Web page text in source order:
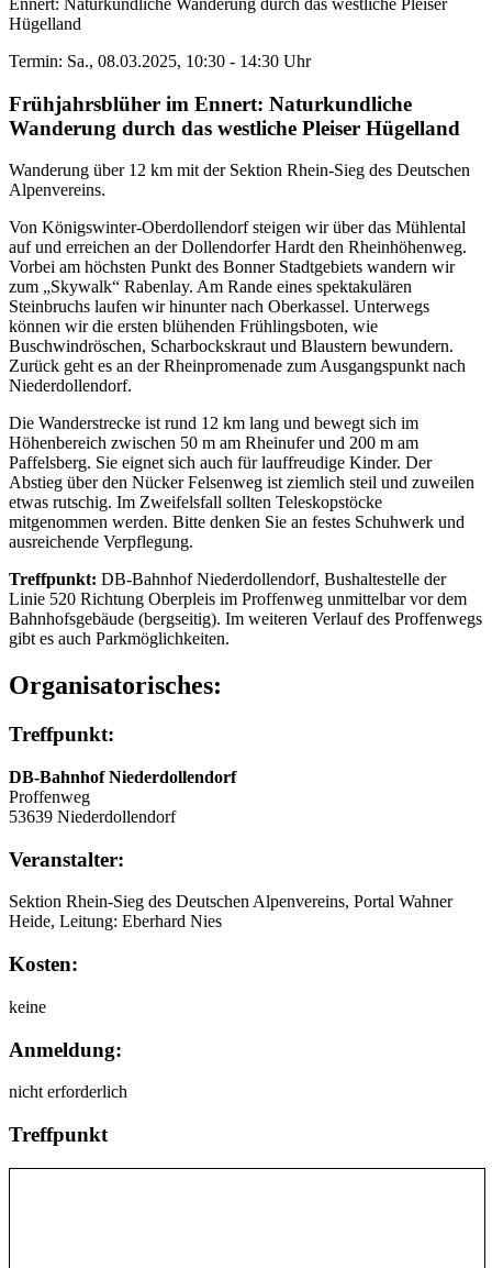
Ennert: Naturkundliche Wanderung durch das westliche Pleiser
Hügelland
Termin: Sa., 08.03.2025, 10:30 - 14:30 Uhr
Frühjahrsblüher im Ennert: Naturkundliche
Wanderung durch das westliche Pleiser Hügelland
Wanderung über 12 km mit der Sektion Rhein-Sieg des Deutschen
Alpenvereins.
Von Königswinter-Oberdollendorf steigen wir über das Mühlental
auf und erreichen an der Dollendorfer Hardt den Rheinhöhenweg.
Vorbei am höchsten Punkt des Bonner Stadtgebiets wandern wir
zum „Skywalk“ Rabenlay. Am Rande eines spektakulären
Steinbruchs laufen wir hinunter nach Oberkassel. Unterwegs
können wir die ersten blühenden Frühlingsboten, wie
Buschwindröschen, Scharbockskraut und Blaustern bewundern.
Zurück geht es an der Rheinpromenade zum Ausgangspunkt nach
Niederdollendorf.
Die Wanderstrecke ist rund 12 km lang und bewegt sich im
Höhenbereich zwischen 50 m am Rheinufer und 200 m am
Paffelsberg. Sie eignet sich auch für lauffreudige Kinder. Der
Abstieg über den Nücker Felsenweg ist ziemlich steil und zuweilen
etwas rutschig. Im Zweifelsfall sollten Teleskopstöcke
mitgenommen werden. Bitte denken Sie an festes Schuhwerk und
ausreichende Verpflegung.
Treffpunkt: DB-Bahnhof Niederdollendorf, Bushaltestelle der
Linie 520 Richtung Oberpleis im Proffenweg unmittelbar vor dem
Bahnhofsgebäude (bergseitig). Im weiteren Verlauf des Proffenwegs
gibt es auch Parkmöglichkeiten.
Organisatorisches:
Treffpunkt:
DB-Bahnhof Niederdollendorf
Proffenweg
53639 Niederdollendorf
Veranstalter:
Sektion Rhein-Sieg des Deutschen Alpenvereins, Portal Wahner
Heide, Leitung: Eberhard Nies
Kosten:
keine
Anmeldung:
nicht erforderlich
Treffpunkt